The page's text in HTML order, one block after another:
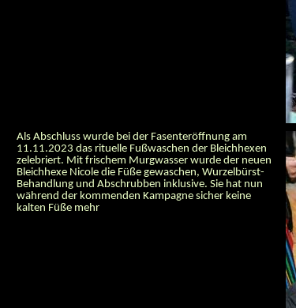
Als Abschluss wurde bei der Fasenteröffnung am
11.11.2023 das rituelle Fußwaschen der Bleichhexen
zelebriert. Mit frischem Murgwasser wurde der neuen
Bleichhexe Nicole die Füße gewaschen, Wurzelbürst-
Behandlung und Abschrubben inklusive. Sie hat nun
während der kommenden Kampagne sicher keine
kalten Füße mehr